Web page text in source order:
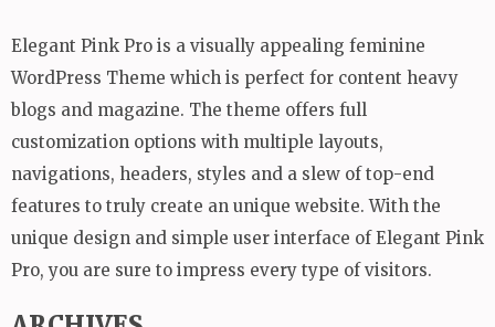
Elegant Pink Pro is a visually appealing feminine
WordPress Theme which is perfect for content heavy
blogs and magazine. The theme offers full
customization options with multiple layouts,
navigations, headers, styles and a slew of top-end
features to truly create an unique website. With the
unique design and simple user interface of Elegant Pink
Pro, you are sure to impress every type of visitors.